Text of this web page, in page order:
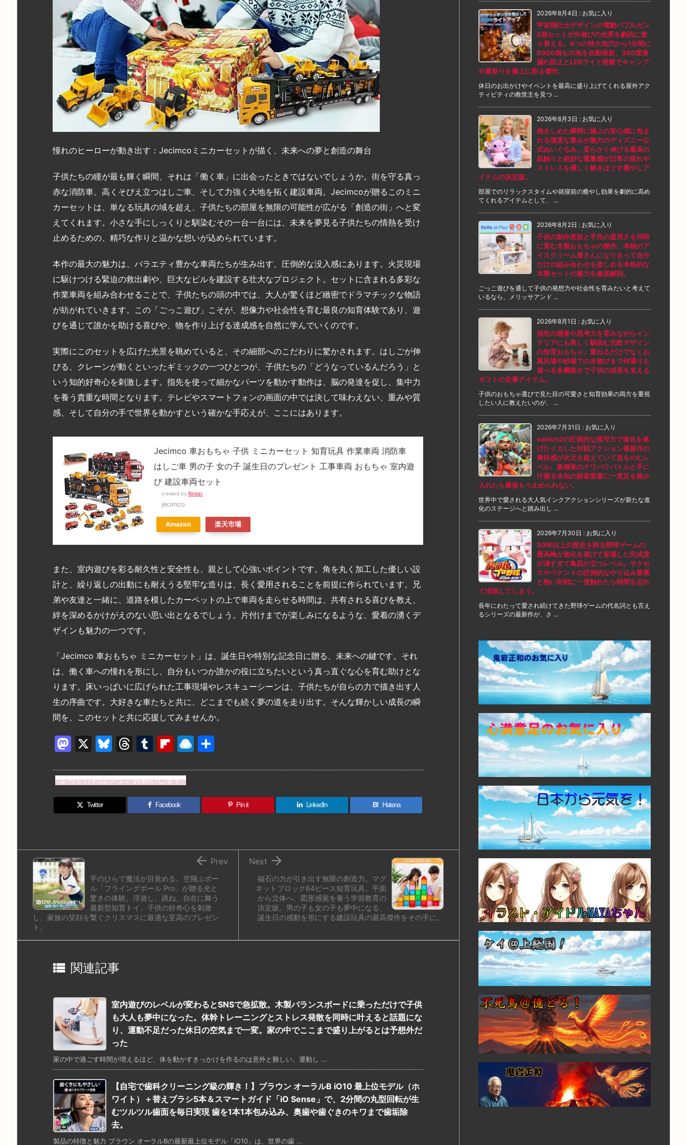
憧れのヒーローが動き出す：Jecimcoミニカーセットが描く、未来への夢と創造の舞台
子供たちの瞳が最も輝く瞬間、それは「働く車」に出会ったときではないでしょうか。街を守る真っ
赤な消防車、高くそびえ立つはしご車、そして力強く大地を拓く建設車両。Jecimcoが贈るこのミニ
カーセットは、単なる玩具の域を超え、子供たちの部屋を無限の可能性が広がる「創造の街」へと変
えてくれます。小さな手にしっくりと馴染むその一台一台には、未来を夢見る子供たちの情熱を受け
止めるための、精巧な作りと温かな想いが込められています。
本作の最大の魅力は、バラエティ豊かな車両たちが生み出す、圧倒的な没入感にあります。火災現場
に駆けつける緊迫の救出劇や、巨大なビルを建設する壮大なプロジェクト。セットに含まれる多彩な
作業車両を組み合わせることで、子供たちの頭の中では、大人が驚くほど緻密でドラマチックな物語
が紡がれていきます。この「ごっこ遊び」こそが、想像力や社会性を育む最良の知育体験であり、遊
びを通じて誰かを助ける喜びや、物を作り上げる達成感を自然に学んでいくのです。
実際にこのセットを広げた光景を眺めていると、その細部へのこだわりに驚かされます。はしごが伸
びる、クレーンが動くといったギミックの一つひとつが、子供たちの「どうなっているんだろう」と
いう知的好奇心を刺激します。指先を使って細かなパーツを動かす動作は、脳の発達を促し、集中力
を養う貴重な時間となります。テレビやスマートフォンの画面の中では決して味わえない、重みや質
感、そして自分の手で世界を動かすという確かな手応えが、ここにはあります。
Jecimco 車おもちゃ 子供 ミニカーセット 知育玩具 作業車両 消防車
はしご車 男の子 女の子 誕生日のプレゼント 工事車両 おもちゃ 室内遊
び 建設車両セット
created by Rinker
jecimco
Amazon 楽天市場
また、室内遊びを彩る耐久性と安全性も、親として心強いポイントです。角を丸く加工した優しい設
計と、繰り返しの出動にも耐えうる堅牢な造りは、長く愛用されることを前提に作られています。兄
弟や友達と一緒に、道路を模したカーペットの上で車両を走らせる時間は、共有される喜びを教え、
絆を深めるかけがえのない思い出となるでしょう。片付けまでが楽しみになるような、愛着の湧くデ
ザインも魅力の一つです。
「Jecimco 車おもちゃ ミニカーセット」は、誕生日や特別な記念日に贈る、未来への鍵です。それ
は、働く車への憧れを形にし、自分もいつか誰かの役に立ちたいという真っ直ぐな心を育む助けとな
ります。床いっぱいに広げられた工事現場やレスキューシーンは、子供たちが自らの力で描き出す人
生の序曲です。大好きな車たちと共に、どこまでも続く夢の道を走り出す。そんな輝かしい成長の瞬
間を、このセットと共に応援してみませんか。
M
st
o
d
X
Bl
e
s
k
T
e
a
d
T
m
bl
r
Fl
b
o
ar
R
n
dr
o
よろしければシェアお願いします
Twitter Facebook Pin it LinkedIn B! Hatena
磁石の力が引き出す無限の創造力。マグ
ネットブロック64ピース知育玩具。平面
から立体へ、図形感覚を養う学習教育の
決定版。男の子も女の子も夢中になる、
誕生日の感動を形にする建設玩具の最高傑作をその手に。

Next
手のひらで魔法が目覚める。空飛ぶボー
ル「フライングボール Pro」が贈る光と
驚きの体験。浮遊し、跳ね、自在に舞う
最新型知育トイ。子供の好奇心を刺激
し、家族の笑顔を繋ぐクリスマスに最適な至高のプレゼン
ト。
 Prev
 関連記事
室内遊びのレベルが変わるとSNSで急拡散。木製バランスボードに乗っただけで子供
も大人も夢中になった。体幹トレーニングとストレス発散を同時に叶えると話題にな
り、運動不足だった休日の空気まで一変。家の中でここまで盛り上がるとは予想外だ
った
家の中で過ごす時間が増えるほど、体を動かすきっかけを作るのは意外と難しい。運動し ...
【自宅で歯科クリーニング級の輝き！】ブラウン オーラルB iO10 最上位モデル（ホ
ワイト）＋替えブラシ5本＆スマートガイド「iO Sense」で、2分間の丸型回転が生
むツルツル歯面を毎日実現 歯を1本1本包み込み、奥歯や歯ぐきのキワまで歯垢除
去。
製品の特徴と魅力 ブラウン オーラルBの最新最上位モデル「iO10」は、世界の歯 ...
2026年8月4日 : お気に入り
宇宙飛行士デザインの電動バブルガン
2個セットが外遊びの光景を劇的に塗
り替える。6つの特大泡穴から1分間に
6000個もの泡を自動発射。360度液
漏れ防止とLEDライト搭載でキャンプ
や夏祭りを極上に彩る傑作。
休日のお出かけやイベントを最高に盛り上げてくれる屋外アク
ティビティの救世主を見つ ...
2026年8月3日 : お気に入り
抱きしめた瞬間に極上の安心感に包ま
れる適度な重みが魅力のディズニー公
式ぬいぐるみ。柔らかく伸びる最高の
肌触りと絶妙な重量感が日常の疲れや
ストレスを優しく解きほぐす癒やしア
イテムの決定版。
部屋でのリラックスタイムや就寝前の癒やし効果を劇的に高め
てくれるアイテムとして、 ...
2026年8月2日 : お気に入り
子供の創作意欲と手先の器用さを同時
に育む木製おもちゃの傑作。本物のア
イスクリーム屋さんになりきって自分
だけの組み合わせを楽しめる本格的な
木製セットの魅力を徹底解剖。
ごっこ遊びを通して子供の発想力や社会性を育みたいと考えて
いるなら、メリッサアンド ...
2026年8月1日 : お気に入り
指先の感覚や思考力を育みながらイン
テリアにも美しく馴染む北欧デザイン
の知育おもちゃ。重ねるだけでなくお
風呂場や砂場での水遊びまで何通りも
遊べる多機能さで子供の成長を支える
ギフトの定番アイテム。
子供のおもちゃ選びで見た目の可愛さと知育効果の両方を重視
したい人に教えたいのが、 ...
2026年7月31日 : お気に入り
switch2の圧倒的な描写力で進化を遂
げたイカした対戦アクション最新作の
爽快感が次元を超えていて息をのむレ
ベル。新感覚のナワバリバトルと手に
汗握る未知の探索要素に一度足を踏み
入れたら最後もう止められない。
世界中で愛される大人気インクアクションシリーズが新たな進
化のステージへと踏み出し ...
2026年7月30日 : お気に入り
30年以上の歴史を誇る野球ゲームの
最高峰が進化を遂げて登場した完成度
が凄すぎて鳥肌が立つレベル。サクセ
スやペナントの圧倒的なやり込み要素
と熱い対戦に一度触れたら時間を忘れ
て没頭してしまう。
長年にわたって愛され続けてきた野球ゲームの代名詞とも言え
るシリーズの最新作が、さ ...